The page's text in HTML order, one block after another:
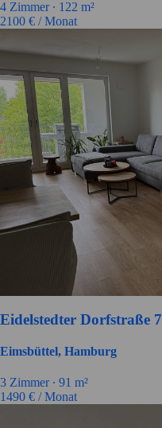
4 Zimmer ∙ 122 m²
2100 € / Monat
Eidelstedter Dorfstraße 7
Eimsbüttel, Hamburg
3 Zimmer ∙ 91 m²
1490 € / Monat